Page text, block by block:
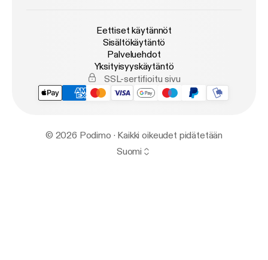
Eettiset käytännöt
Sisältökäytäntö
Palveluehdot
Yksityisyyskäytäntö
SSL-sertifioitu sivu
© 2026 Podimo · Kaikki oikeudet pidätetään
Suomi